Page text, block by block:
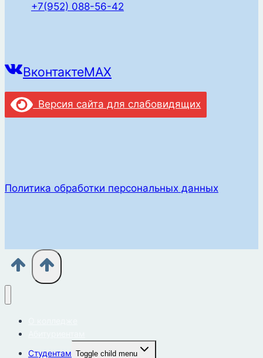
+7(952) 088-56-42
ВконтактеMAX
Версия сайта для слабовидящих
Политика обработки персональных данных
Студентам Toggle child menu